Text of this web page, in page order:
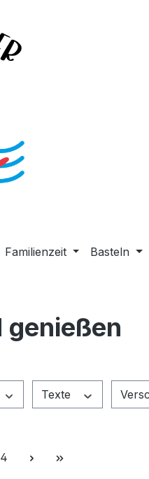
Familienzeit Basteln
genießen
Texte
Seite
4